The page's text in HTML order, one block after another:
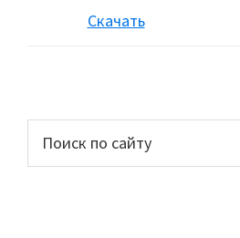
Скачать
Основной
сайдбар